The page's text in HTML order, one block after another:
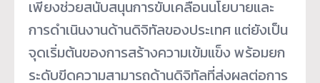
เพียงช่วยสนับสนุนการขับเคลื่อนนโยบายและ
การดำเนินงานด้านดิจิทัลของประเทศ แต่ยังเป็น
จุดเริ่มต้นของการสร้างความเข้มแข็ง พร้อมยก
ระดับขีดความสามารถด้านดิจิทัลที่ส่งผลต่อการ